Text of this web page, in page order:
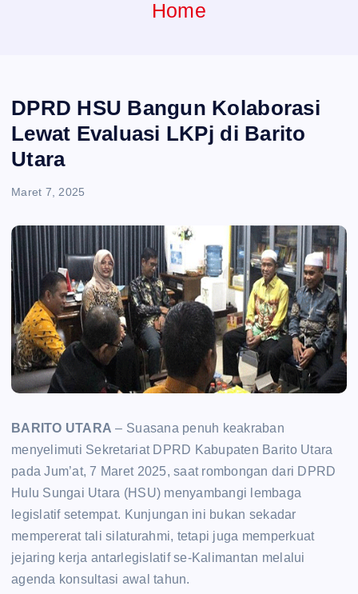
Home
DPRD HSU Bangun Kolaborasi
Lewat Evaluasi LKPj di Barito
Utara
Maret 7, 2025
BARITO UTARA – Suasana penuh keakraban
menyelimuti Sekretariat DPRD Kabupaten Barito Utara
pada Jum’at, 7 Maret 2025, saat rombongan dari DPRD
Hulu Sungai Utara (HSU) menyambangi lembaga
legislatif setempat. Kunjungan ini bukan sekadar
mempererat tali silaturahmi, tetapi juga memperkuat
jejaring kerja antarlegislatif se-Kalimantan melalui
agenda konsultasi awal tahun.